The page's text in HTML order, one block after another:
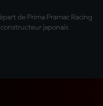
de Prima Pramac Racing
japonais